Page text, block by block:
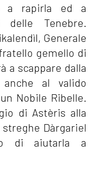
a rapirla ed a
Tenebre.
Generale
gemello di
a scappare dalla
al valido
Nobile Ribelle.
di Astèris alla
Dàrgariel
di aiutarla a